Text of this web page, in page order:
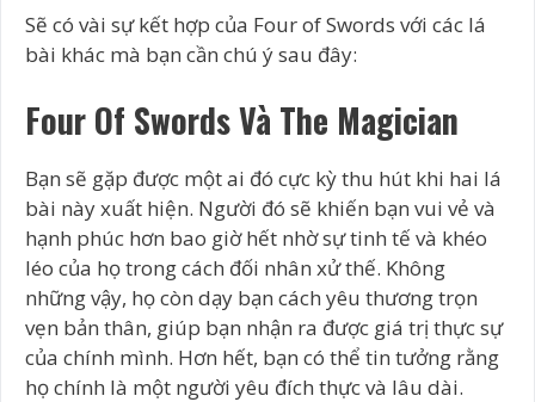
Sẽ có vài sự kết hợp của Four of Swords với các lá
bài khác mà bạn cần chú ý sau đây:
Four Of Swords Và The Magician
Bạn sẽ gặp được một ai đó cực kỳ thu hút khi hai lá
bài này xuất hiện. Người đó sẽ khiến bạn vui vẻ và
hạnh phúc hơn bao giờ hết nhờ sự tinh tế và khéo
léo của họ trong cách đối nhân xử thế. Không
những vậy, họ còn dạy bạn cách yêu thương trọn
vẹn bản thân, giúp bạn nhận ra được giá trị thực sự
của chính mình. Hơn hết, bạn có thể tin tưởng rằng
họ chính là một người yêu đích thực và lâu dài.